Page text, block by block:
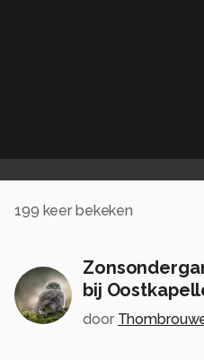
199 keer bekeken
bij
door